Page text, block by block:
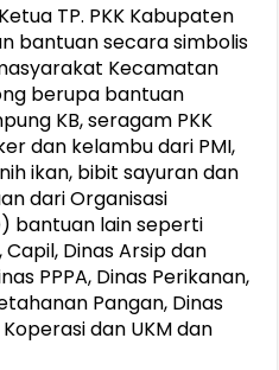
TP. PKK Kabupaten
bantuan secara simbolis
Kecamatan
berupa bantuan
KB, seragam PKK
dan kelambu dari PMI,
ikan, bibit sayuran dan
dari Organisasi
bantuan lain seperti
Dinas Arsip dan
PPPA, Dinas Perikanan,
Pangan, Dinas
dan UKM dan